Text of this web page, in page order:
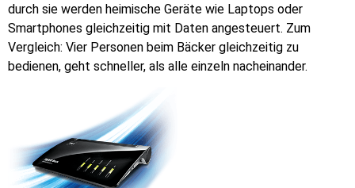
durch sie werden heimische Geräte wie Laptops oder
Smartphones gleichzeitig mit Daten angesteuert. Zum
Vergleich: Vier Personen beim Bäcker gleichzeitig zu
bedienen, geht schneller, als alle einzeln nacheinander.